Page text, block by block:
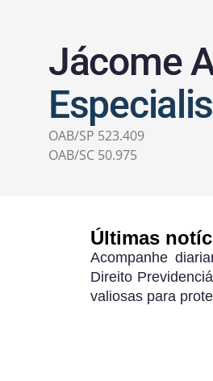
Jácome
OAB/SP 523.409
OAB/SC 50.975
Últimas
Acompanhe
Direito
valiosas para